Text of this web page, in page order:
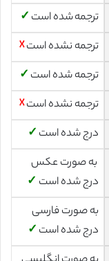
ترجمه شده است ✓
ترجمه نشده است☓
ترجمه شده است ✓
ترجمه نشده است☓
درج شده است ✓
به صورت عکس
درج شده است ✓
به صورت فارسی
درج شده است ✓